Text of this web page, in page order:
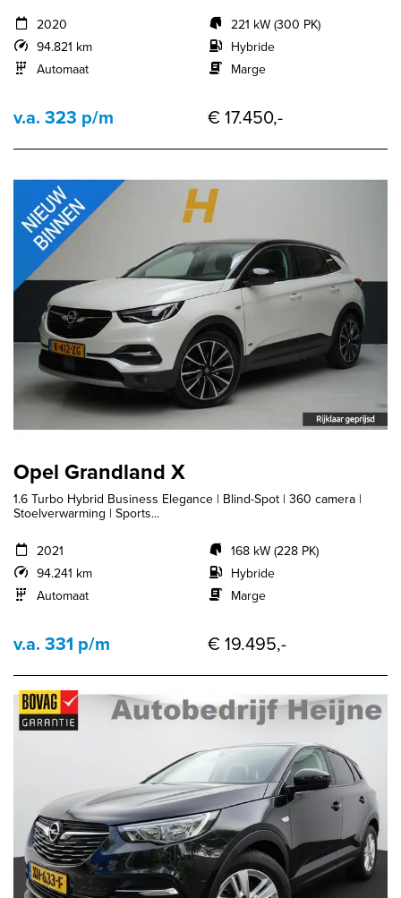
2020
94.821 km
Automaat
221 kW (300 PK)
Hybride
Marge
v.a. 323 p/m € 17.450,-
Opel Grandland X
1.6 Turbo Hybrid Business Elegance | Blind-Spot | 360 camera |
Stoelverwarming | Sports...
2021
94.241 km
Automaat
168 kW (228 PK)
Hybride
Marge
v.a. 331 p/m € 19.495,-